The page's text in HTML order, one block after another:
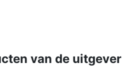
van de uitgever